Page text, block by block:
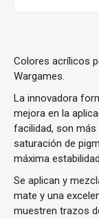
Colores acrílicos
Wargames.
La innovadora
mejora en la
facilidad, son
saturación de
máxima
Se aplican y
mate y una
muestren trazos